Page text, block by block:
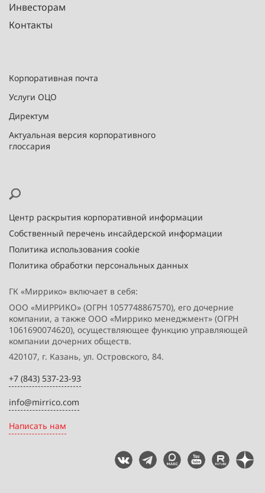
Инвесторам
Контакты
Корпоративная почта
Услуги ОЦО
Директум
Актуальная версия корпоративного
глоссария
Центр раскрытия корпоративной информации
Собственный перечень инсайдерской информации
Политика использования cookie
Политика обработки персональных данных
ГК «Миррико» включает в себя:
ООО «МИРРИКО» (ОГРН 1057748867570), его дочерние
компании, а также ООО «Миррико менеджмент» (ОГРН
1061690074620), осуществляющее функцию управляющей
компании дочерних обществ.
420107, г. Казань, ул. Островского, 84.
+7 (843) 537-23-93
info@mirrico.com
Написать нам